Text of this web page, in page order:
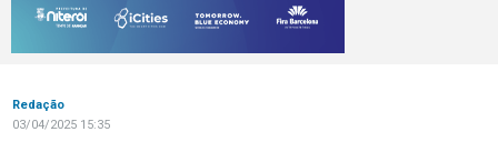
Redação
03/04/2025 15:35